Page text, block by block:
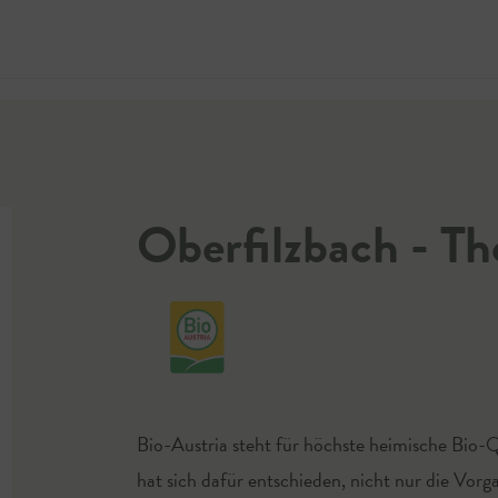
Oberfilzbach -
Bio-Austria steht für höchste heimische
hat sich dafür entschieden, nicht nur die